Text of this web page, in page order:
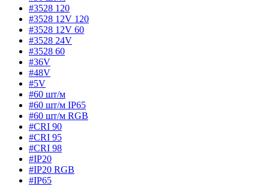
#3528 120
#3528 12V 120
#3528 12V 60
#3528 24V
#3528 60
#36V
#48V
#5V
#60 шт/м
#60 шт/м IP65
#60 шт/м RGB
#CRI 90
#CRI 95
#CRI 98
#IP20
#IP20 RGB
#IP65